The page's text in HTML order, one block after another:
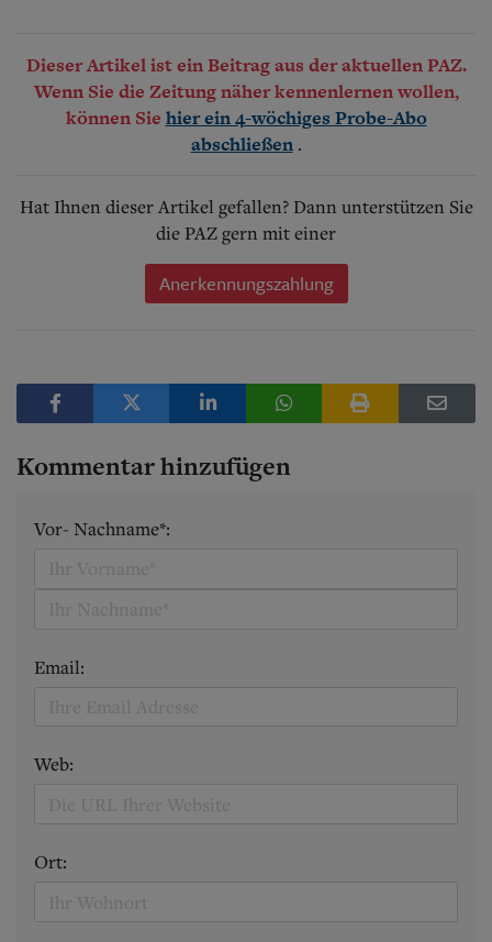
Dieser Artikel ist ein Beitrag aus der aktuellen PAZ.
Wenn Sie die Zeitung näher kennenlernen wollen,
können Sie hier ein 4-wöchiges Probe-Abo
abschließen .
Hat Ihnen dieser Artikel gefallen? Dann unterstützen Sie
die PAZ gern mit einer
Anerkennungszahlung
Kommentar hinzufügen
Vor- Nachname*:
Email:
Web:
Ort: